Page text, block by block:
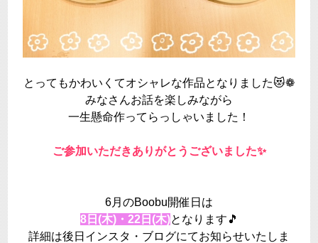
とってもかわいくてオシャレな作品となりました😻❁
みなさんお話を楽しみながら
一生懸命作ってらっしゃいました！
ご参加いただきありがとうございました✨
6月のBoobu開催日は
8日(木)・22日(木)となります🎵
詳細は後日インスタ・ブログにてお知らせいたしま